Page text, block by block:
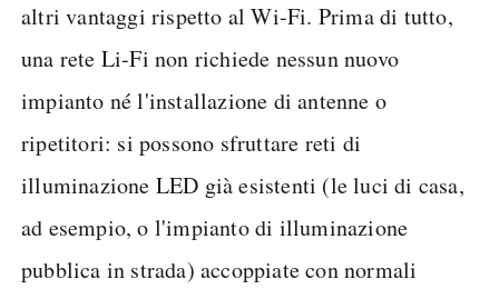
altri vantaggi rispetto al Wi-Fi. Prima di tutto,
una rete Li-Fi non richiede nessun nuovo
impianto né l'installazione di antenne o
ripetitori: si possono sfruttare reti di
illuminazione LED già esistenti (le luci di casa,
ad esempio, o l'impianto di illuminazione
pubblica in strada) accoppiate con normali